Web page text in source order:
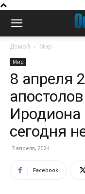
Домой Мир
Мир
8 апреля
Иродиона
сегодня
7 апреля, 2024
Facebook